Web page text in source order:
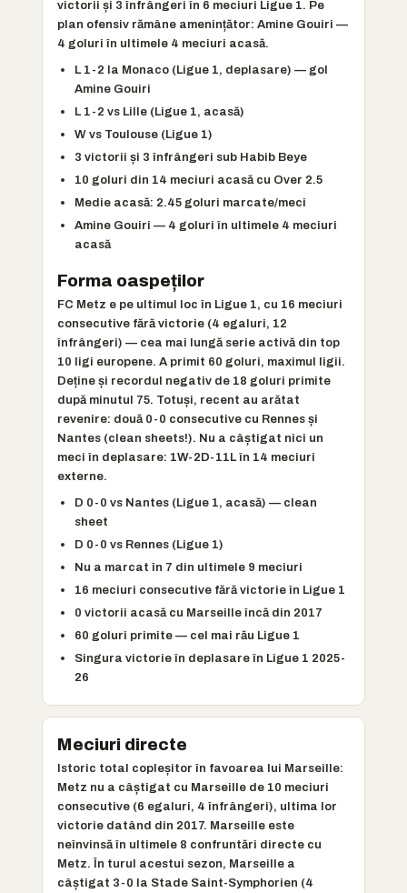
victorii și 3 înfrângeri în 6 meciuri Ligue 1. Pe
plan ofensiv rămâne amenințător: Amine Gouiri —
4 goluri în ultimele 4 meciuri acasă.
L 1-2 la Monaco (Ligue 1, deplasare) — gol
Amine Gouiri
L 1-2 vs Lille (Ligue 1, acasă)
W vs Toulouse (Ligue 1)
3 victorii și 3 înfrângeri sub Habib Beye
10 goluri din 14 meciuri acasă cu Over 2.5
Medie acasă: 2.45 goluri marcate/meci
Amine Gouiri — 4 goluri în ultimele 4 meciuri
acasă
Forma oaspeților
FC Metz e pe ultimul loc în Ligue 1, cu 16 meciuri
consecutive fără victorie (4 egaluri, 12
înfrângeri) — cea mai lungă serie activă din top
10 ligi europene. A primit 60 goluri, maximul ligii.
Deține și recordul negativ de 18 goluri primite
după minutul 75. Totuși, recent au arătat
revenire: două 0-0 consecutive cu Rennes și
Nantes (clean sheets!). Nu a câștigat nici un
meci în deplasare: 1W-2D-11L în 14 meciuri
externe.
D 0-0 vs Nantes (Ligue 1, acasă) — clean
sheet
D 0-0 vs Rennes (Ligue 1)
Nu a marcat în 7 din ultimele 9 meciuri
16 meciuri consecutive fără victorie în Ligue 1
0 victorii acasă cu Marseille încă din 2017
60 goluri primite — cel mai rău Ligue 1
Singura victorie în deplasare în Ligue 1 2025-
26
Meciuri directe
Istoric total copleșitor în favoarea lui Marseille:
Metz nu a câștigat cu Marseille de 10 meciuri
consecutive (6 egaluri, 4 înfrângeri), ultima lor
victorie datând din 2017. Marseille este
neînvinsă în ultimele 8 confruntări directe cu
Metz. În turul acestui sezon, Marseille a
câștigat 3-0 la Stade Saint-Symphorien (4